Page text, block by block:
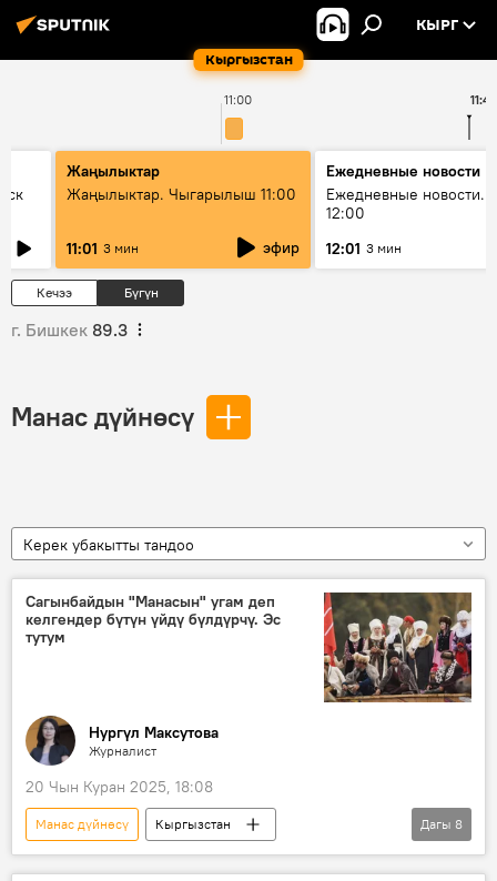
Кыргызстан
КЫРГ
11:00
Жаңылыктар
Жаңылыктар. Чыгарылыш 11:00
11:01 3 мин эфир
Ежедневные новости
Ежедневные новости.
12:00
12:01 3 мин
Кечээ Бүгүн
г. Бишкек 89.3
Манас дүйнөсү
Керек убакытты тандоо
Сагынбайдын "Манасын" угам деп
келгендер бүтүн үйдү бүлдүрчү. Эс
тутум
Нургүл Максутова
Журналист
20 Чын Куран 2025, 18:08
Манас дүйнөсү
Кыргызстан
Сагымбай Орозбаков
Манас эпосу
Дагы 8